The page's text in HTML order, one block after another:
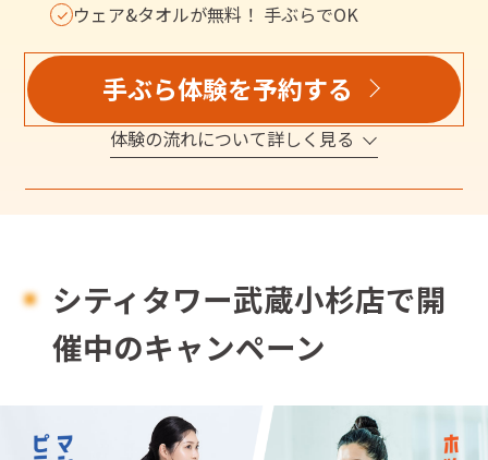
ウェア&タオルが無料！ 手ぶらでOK
手ぶら体験を予約する
体験の流れについて詳しく見る
シティタワー武蔵小杉店で開
催中のキャンペーン